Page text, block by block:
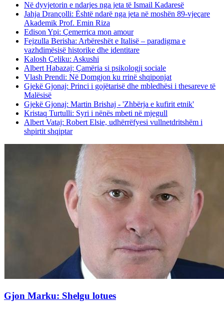
Në dyvjetorin e ndarjes nga jeta të Ismail Kadaresë
Jahja Drançolli: Është ndarë nga jeta në moshën 89-vjeçare
Akademik Prof. Emin Riza
Edison Ypi: Çemerrica mon amour
Fejzulla Berisha: Arbëreshët e Italisë – paradigma e
vazhdimësisë historike dhe identitare
Kalosh Çeliku: Askushi
Albert Habazaj: Çamëria si psikologji sociale
Vlash Prendi: Në Domgjon ku rrinë shqiponjat
Gjekë Gjonaj: Princi i gojëtarisë dhe mbledhësi i thesareve të
Malësisë
Gjekë Gjonaj: Martin Brishaj - 'Zhbërja e kufirit etnik'
Kristaq Turtulli: Syri i nënës mbeti në mjegull
Albert Vataj: Robert Elsie, udhërrëfyesi vullnetdritshëm i
shpirtit shqiptar
Gjon Marku: Shelgu lotues